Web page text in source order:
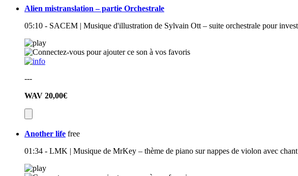
Alien mistranslation – partie Orchestrale
05:10 - SACEM | Musique d'illustration de Sylvain Ott – suite orchestrale pour
---
WAV 20,00€
Another life free
01:34 - LMK | Musique de MrKey – thème de piano sur nappes de violon avec